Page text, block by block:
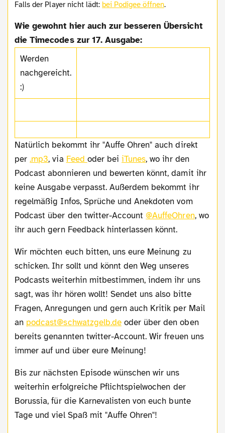
Falls der Player nicht lädt: bei Podigee öffnen.
Wie gewohnt hier auch zur besseren Übersicht
die Timecodes zur 17. Ausgabe:
Werden
nachgereicht.
:)
Natürlich bekommt ihr "Auffe Ohren" auch direkt
per.mp3, via Feed oder beiiTunes, wo ihr den
Podcast abonnieren und bewerten könnt, damit ihr
keine Ausgabe verpasst. Außerdem bekommt ihr
regelmäßig Infos, Sprüche und Anekdoten vom
Podcast über den twitter-Account@AuffeOhren, wo
ihr auch gern Feedback hinterlassen könnt.
Wir möchten euch bitten, uns eure Meinung zu
schicken. Ihr sollt und könnt den Weg unseres
Podcasts weiterhin mitbestimmen, indem ihr uns
sagt, was ihr hören wollt! Sendet uns also bitte
Fragen, Anregungen und gern auch Kritik per Mail
an podcast@schwatzgelb.deoder über den oben
bereits genannten twitter-Account. Wir freuen uns
immer auf und über eure Meinung!
Bis zur nächsten Episode wünschen wir uns
weiterhin erfolgreiche Pflichtspielwochen der
Borussia, für die Karnevalisten von euch bunte
Tage und viel Spaß mit "Auffe Ohren"!